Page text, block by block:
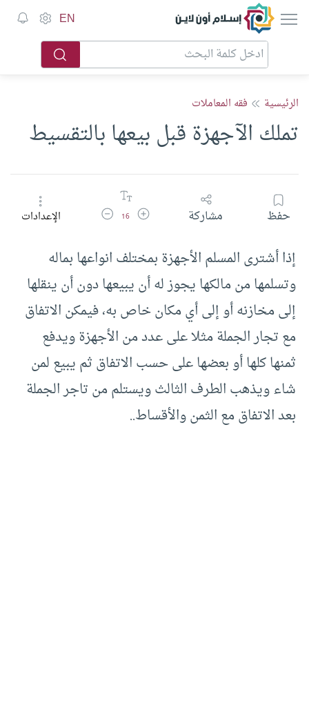
إسلام أون لاين EN
الرئيسية فقه المعاملات
تملك الآجهزة قبل بيعها بالتقسيط
حفظ مشاركة زيادة حجم الخط
16 تقليل حجم الخطالإعدادات
إذا أشترى المسلم الأجهزة بمختلف انواعها بماله
وتسلمها من مالكها يجوز له أن يبيعها دون أن ينقلها
إلى مخازنه أو إلى أي مكان خاص به، فيمكن الاتفاق
مع تجار الجملة مثلا على عدد من الأجهزة ويدفع
ثمنها كلها أو بعضها على حسب الاتفاق ثم يبيع لمن
شاء ويذهب الطرف الثالث ويستلم من تاجر الجملة
بعد الاتفاق مع الثمن والأقساط..